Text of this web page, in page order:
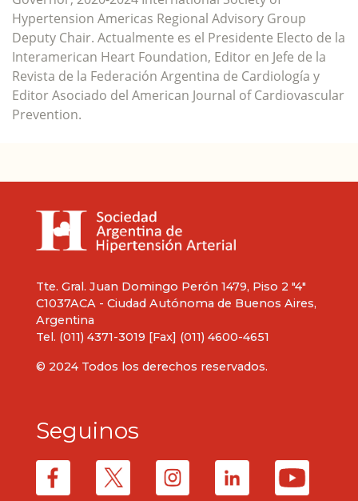
Hypertension Americas Regional Advisory Group
Deputy Chair. Actualmente es el Presidente Electo de la
Interamerican Heart Foundation, Editor en Jefe de la
Revista de la Federación Argentina de Cardiología y
Editor Asociado del American Journal of Cardiovascular
Prevention.
Tte. Gral. Juan Domingo Perón 1479, Piso 2 "4"
C1037ACA - Ciudad Autónoma de Buenos Aires,
Argentina
Tel. (011) 4371-3019 [Fax] (011) 4600-4651
© 2024 Todos los derechos reservados.
Seguinos